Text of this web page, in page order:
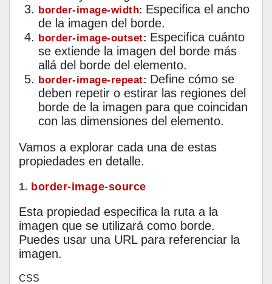
border-image-width: Especifica el ancho
de la imagen del borde.
border-image-outset: Especifica cuánto
se extiende la imagen del borde más
allá del borde del elemento.
border-image-repeat: Define cómo se
deben repetir o estirar las regiones del
borde de la imagen para que coincidan
con las dimensiones del elemento.
Vamos a explorar cada una de estas
propiedades en detalle.
1. border-image-source
Esta propiedad especifica la ruta a la
imagen que se utilizará como borde.
Puedes usar una URL para referenciar la
imagen.
CSS